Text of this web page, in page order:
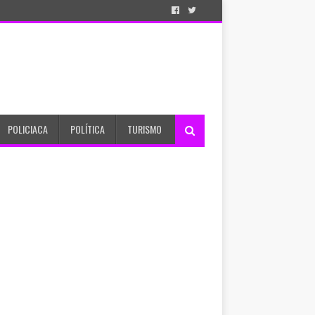
POLICIACA POLÍTICA TURISMO